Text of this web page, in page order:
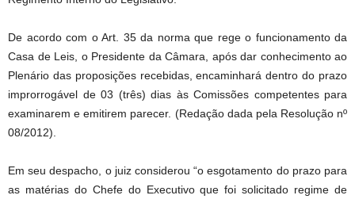
De acordo com o Art. 35 da norma que rege o funcionamento da
Casa de Leis, o Presidente da Câmara, após dar conhecimento ao
Plenário das proposições recebidas, encaminhará dentro do prazo
improrrogável de 03 (três) dias às Comissões competentes para
examinarem e emitirem parecer. (Redação dada pela Resolução nº
08/2012).
Em seu despacho, o juiz considerou “o esgotamento do prazo para
as matérias do Chefe do Executivo que foi solicitado regime de